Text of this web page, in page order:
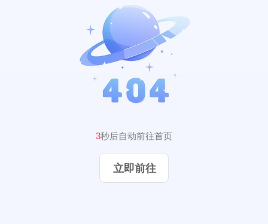
3秒后自动前往首页
立即前往